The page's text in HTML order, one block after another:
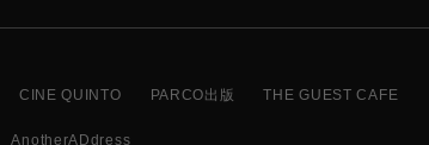
CINE QUINTO PARCO出版 THE GUEST CAFE
AnotherADdress